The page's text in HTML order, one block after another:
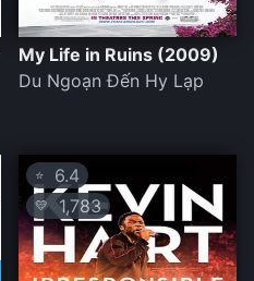
My Life in Ruins (2009)
Du Ngoạn Đến Hy Lạp
⭐ 6.4
💛1,783